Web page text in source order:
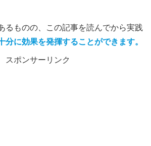
るものの、この記事を読んでから実践
分に効果を発揮することができます。
スポンサーリンク